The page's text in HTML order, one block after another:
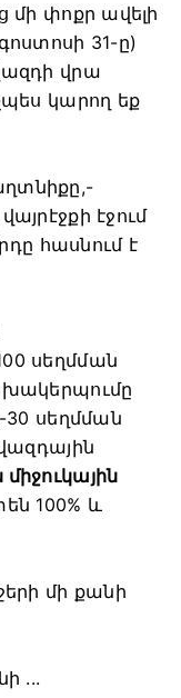
մի փոքր ավելի
31-ը)
վրա
կարող եք
էջում
հասնում է
սեղմման
30 սեղմման
100% և
մի քանի
...